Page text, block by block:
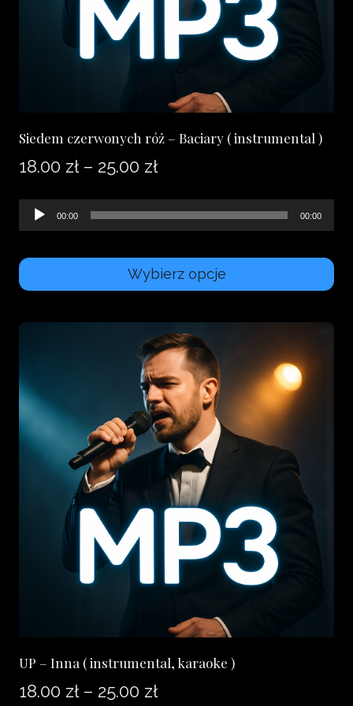
Siedem czerwonych róż – Baciary ( instrumental )
18.00 zł – 25.00 złZakres
cen:
od
18.00 zł
do
25.00 zł
Odtwarzacz
plików
dźwiękowych
00:00 00:00
Wybierz opcje
produkt
wariantów.
Opcje
można
wybrać
produktu
UP – Inna ( instrumental, karaoke )
18.00 zł – 25.00 złZakres